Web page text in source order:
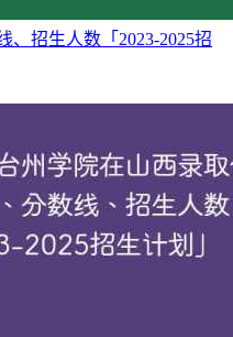
、招生人数「2023-2025招